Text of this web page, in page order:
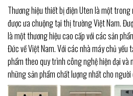
Thương hiệu thiết bị điện Uten là một
được ưa chuộng tại thị trường Việt Nam.
là một thương hiệu cao cấp với các sản
Đức về Việt Nam. Với các nhà máy chủ yếu
phẩm theo quy trình công nghệ hiện đại
những sản phẩm chất lượng nhất cho người